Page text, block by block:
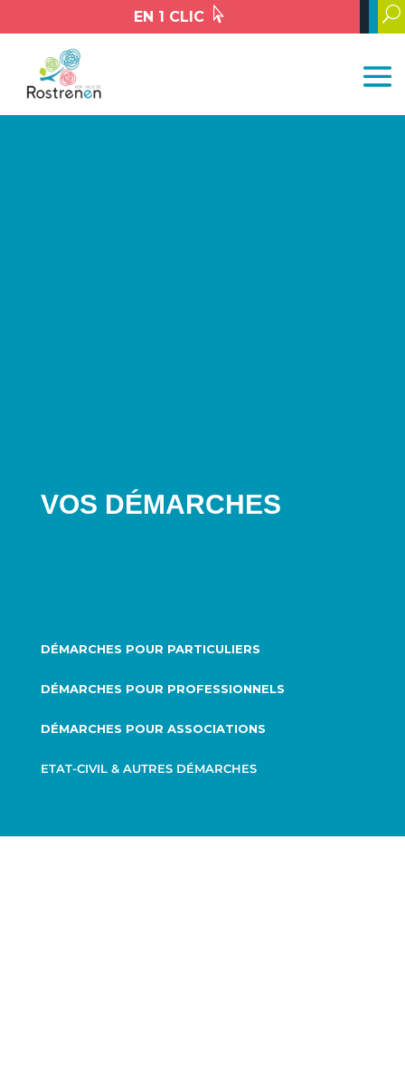
EN 1 CLIC  U
VOS DÉMARCHES
DÉMARCHES POUR PARTICULIERS
DÉMARCHES POUR PROFESSIONNELS
DÉMARCHES POUR ASSOCIATIONS
ETAT-CIVIL & AUTRES DÉMARCHES